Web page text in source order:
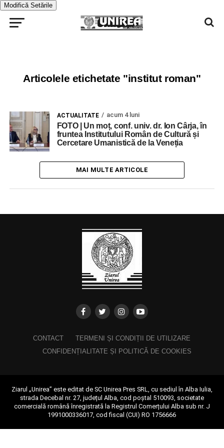
Modifică Setările
Articolele etichetate "institut roman"
ACTUALITATE acum 4 luni
FOTO | Un moț, conf. univ. dr. Ion Cârja, în
fruntea Institutului Român de Cultură și
Cercetare Umanistică de la Veneția
MAI MULTE ARTICOLE
CONTACT
TERMENI ȘI CONDIȚII DE UTILIZARE
CONFIDENȚIALITATE ȘI POLITICĂ DE COOKIES
Ziarul „Unirea” este editat de SC Unirea Pres SRL, cu sediul în Alba Iulia,
strada Decebal nr. 27, județul Alba, cod poștal 510093, societate
comercială română înregistrată la Registrul Comerțului Alba sub nr. J
1991000336017, cod fiscal (CUI) RO 1756666